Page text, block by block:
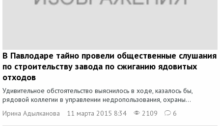
В Павлодаре тайно провели общественные слушания
по строительству завода по сжиганию ядовитых
отходов
Удивительное обстоятельство выяснилось в ходе, казалось бы,
рядовой коллегии в управлении недропользования, охраны...
Ирина Адылканова
11 марта 2015 8:34 2109 6